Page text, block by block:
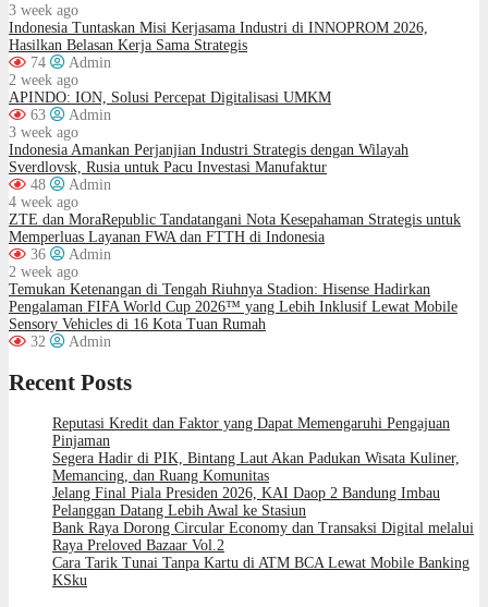
3 week ago
Indonesia Tuntaskan Misi Kerjasama Industri di INNOPROM 2026,
Hasilkan Belasan Kerja Sama Strategis
74
Admin
2 week ago
APINDO: ION, Solusi Percepat Digitalisasi UMKM
63
Admin
3 week ago
Indonesia Amankan Perjanjian Industri Strategis dengan Wilayah
Sverdlovsk, Rusia untuk Pacu Investasi Manufaktur
48
Admin
4 week ago
ZTE dan MoraRepublic Tandatangani Nota Kesepahaman Strategis untuk
Memperluas Layanan FWA dan FTTH di Indonesia
36
Admin
2 week ago
Temukan Ketenangan di Tengah Riuhnya Stadion: Hisense Hadirkan
Pengalaman FIFA World Cup 2026™ yang Lebih Inklusif Lewat Mobile
Sensory Vehicles di 16 Kota Tuan Rumah
32
Admin
Recent Posts
Reputasi Kredit dan Faktor yang Dapat Memengaruhi Pengajuan
Pinjaman
Segera Hadir di PIK, Bintang Laut Akan Padukan Wisata Kuliner,
Memancing, dan Ruang Komunitas
Jelang Final Piala Presiden 2026, KAI Daop 2 Bandung Imbau
Pelanggan Datang Lebih Awal ke Stasiun
Bank Raya Dorong Circular Economy dan Transaksi Digital melalui
Raya Preloved Bazaar Vol.2
Cara Tarik Tunai Tanpa Kartu di ATM BCA Lewat Mobile Banking
KSku